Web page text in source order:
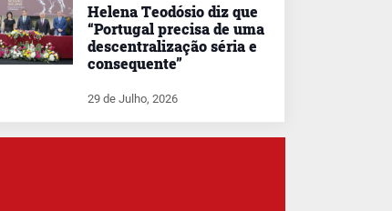
Helena Teodósio diz que
“Portugal precisa de uma
descentralização séria e
consequente”
29 de Julho, 2026